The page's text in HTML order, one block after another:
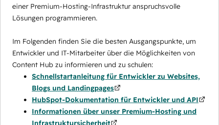
einer Premium-Hosting-Infrastruktur anspruchsvolle
Lösungen programmieren.
Im Folgenden finden Sie die besten Ausgangspunkte, um
Entwickler und IT-Mitarbeiter über die Möglichkeiten von
Content Hub zu informieren und zu schulen:
Schnellstartanleitung für Entwickler zu Websites,
Blogs und Landingpages
HubSpot-Dokumentation für Entwickler und API
Informationen über unser Premium-Hosting und
Infrastruktursicherheit